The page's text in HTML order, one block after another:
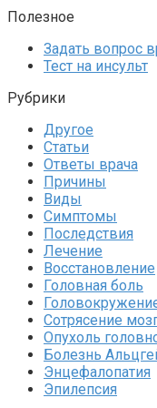
Полезное
Задать вопрос
Тест на инсульт
Рубрики
Другое
Статьи
Ответы врача
Причины
Виды
Симптомы
Последствия
Лечение
Восстановление
Головная боль
Сотрясение
Опухоль
Болезнь
Энцефалопатия
Эпилепсия